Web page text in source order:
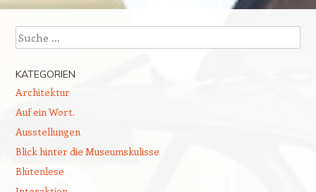
Suchen
KATEGORIEN
Architektur
Auf ein Wort.
Ausstellungen
Blick hinter die Museumskulisse
Blütenlese